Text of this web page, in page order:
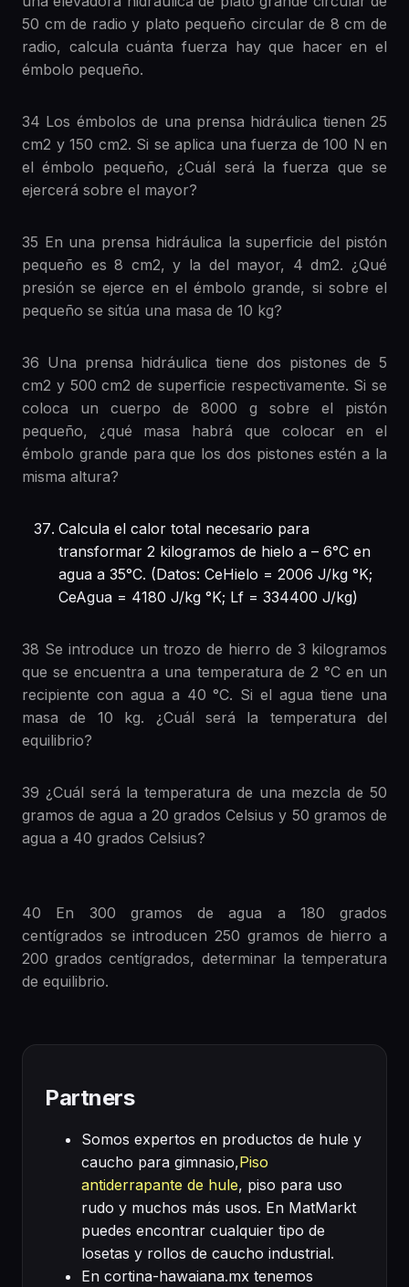
50 cm de radio y plato pequeño circular de 8 cm de
radio, calcula cuánta fuerza hay que hacer en el
émbolo pequeño.
34 Los émbolos de una prensa hidráulica tienen 25
cm2 y 150 cm2. Si se aplica una fuerza de 100 N en
el émbolo pequeño, ¿Cuál será la fuerza que se
ejercerá sobre el mayor?
35 En una prensa hidráulica la superficie del pistón
pequeño es 8 cm2, y la del mayor, 4 dm2. ¿Qué
presión se ejerce en el émbolo grande, si sobre el
pequeño se sitúa una masa de 10 kg?
36 Una prensa hidráulica tiene dos pistones de 5
cm2 y 500 cm2 de superficie respectivamente. Si se
coloca un cuerpo de 8000 g sobre el pistón
pequeño, ¿qué masa habrá que colocar en el
émbolo grande para que los dos pistones estén a la
misma altura?
Calcula el calor total necesario para
transformar 2 kilogramos de hielo a – 6°C en
agua a 35°C. (Datos: CeHielo = 2006 J/kg °K;
CeAgua = 4180 J/kg °K; Lf = 334400 J/kg)
38 Se introduce un trozo de hierro de 3 kilogramos
que se encuentra a una temperatura de 2 °C en un
recipiente con agua a 40 °C. Si el agua tiene una
masa de 10 kg. ¿Cuál será la temperatura del
equilibrio?
39 ¿Cuál será la temperatura de una mezcla de 50
gramos de agua a 20 grados Celsius y 50 gramos de
agua a 40 grados Celsius?
40 En 300 gramos de agua a 180 grados
centígrados se introducen 250 gramos de hierro a
200 grados centígrados, determinar la temperatura
de equilibrio.
Partners
Somos expertos en productos de hule y
caucho para gimnasio,Piso
antiderrapante de hule, piso para uso
rudo y muchos más usos. En MatMarkt
puedes encontrar cualquier tipo de
losetas y rollos de caucho industrial.
En cortina-hawaiana.mx tenemos